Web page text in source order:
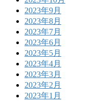
2023年9月
2023年8月
2023年7月
2023年6月
2023年5月
2023年4月
2023年3月
2023年2月
2023年1月